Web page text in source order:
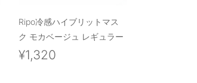
Ripo冷感ハイブリットマス
ク モカベージュ レギュラー
¥1,320